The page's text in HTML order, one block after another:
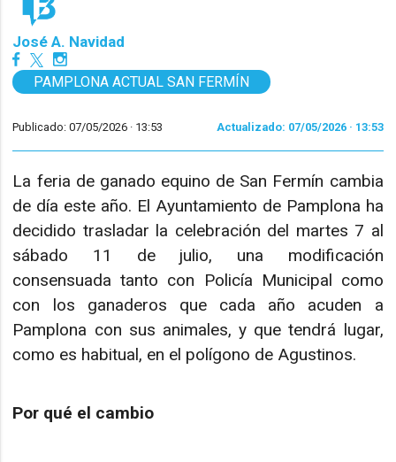
José A. Navidad
PAMPLONA ACTUAL SAN FERMÍN
Publicado: 07/05/2026 · 13:53 Actualizado: 07/05/2026 · 13:53
La feria de ganado equino de San Fermín cambia
de día este año. El Ayuntamiento de Pamplona ha
decidido trasladar la celebración del martes 7 al
sábado 11 de julio, una modificación
consensuada tanto con Policía Municipal como
con los ganaderos que cada año acuden a
Pamplona con sus animales, y que tendrá lugar,
como es habitual, en el polígono de Agustinos.
Por qué el cambio